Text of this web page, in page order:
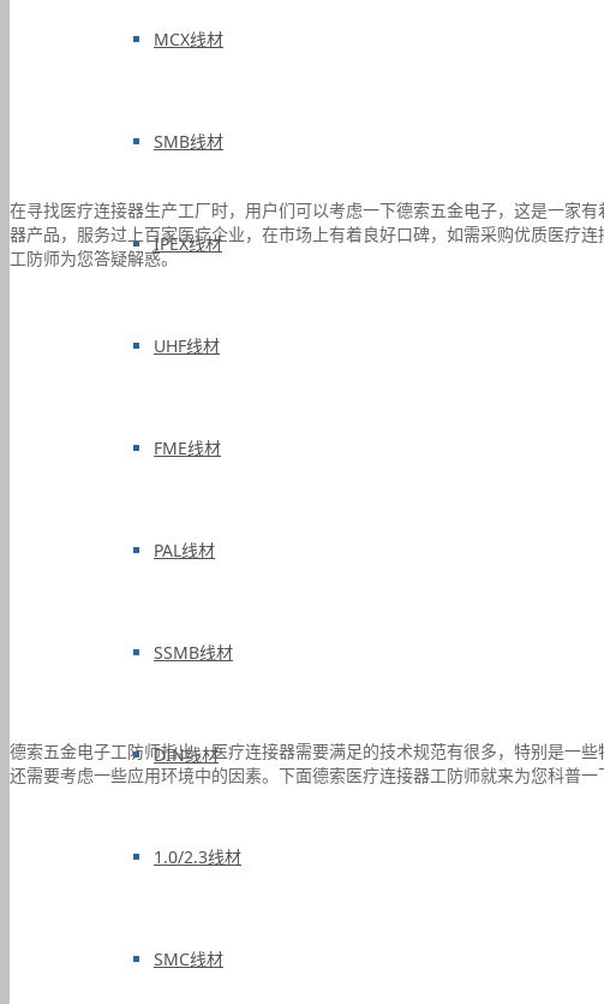
MCX线材
SMB线材
IPEX线材
UHF线材
FME线材
PAL线材
SSMB线材
DIN线材
1.0/2.3线材
SMC线材
在寻找医疗连接器生产工厂时，用户们可以考虑一下德索五金电子，这是一家
器产品，服务过上百家医疗企业，在市场上有着良好口碑，如需采购优质医疗
工防师为您答疑解惑。
德索五金电子工防师指出，医疗连接器需要满足的技术规范有很多，特别是一
还需要考虑一些应用环境中的因素。下面德索医疗连接器工防师就来为您科普一